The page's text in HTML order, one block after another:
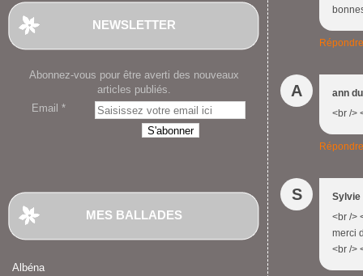
NEWSLETTER
Abonnez-vous pour être averti des nouveaux
articles publiés.
Email
MES BALLADES
Albéna
Répondre
A
ann
<br />
Répondre
S
Sylvie
<br />
merci
<br />